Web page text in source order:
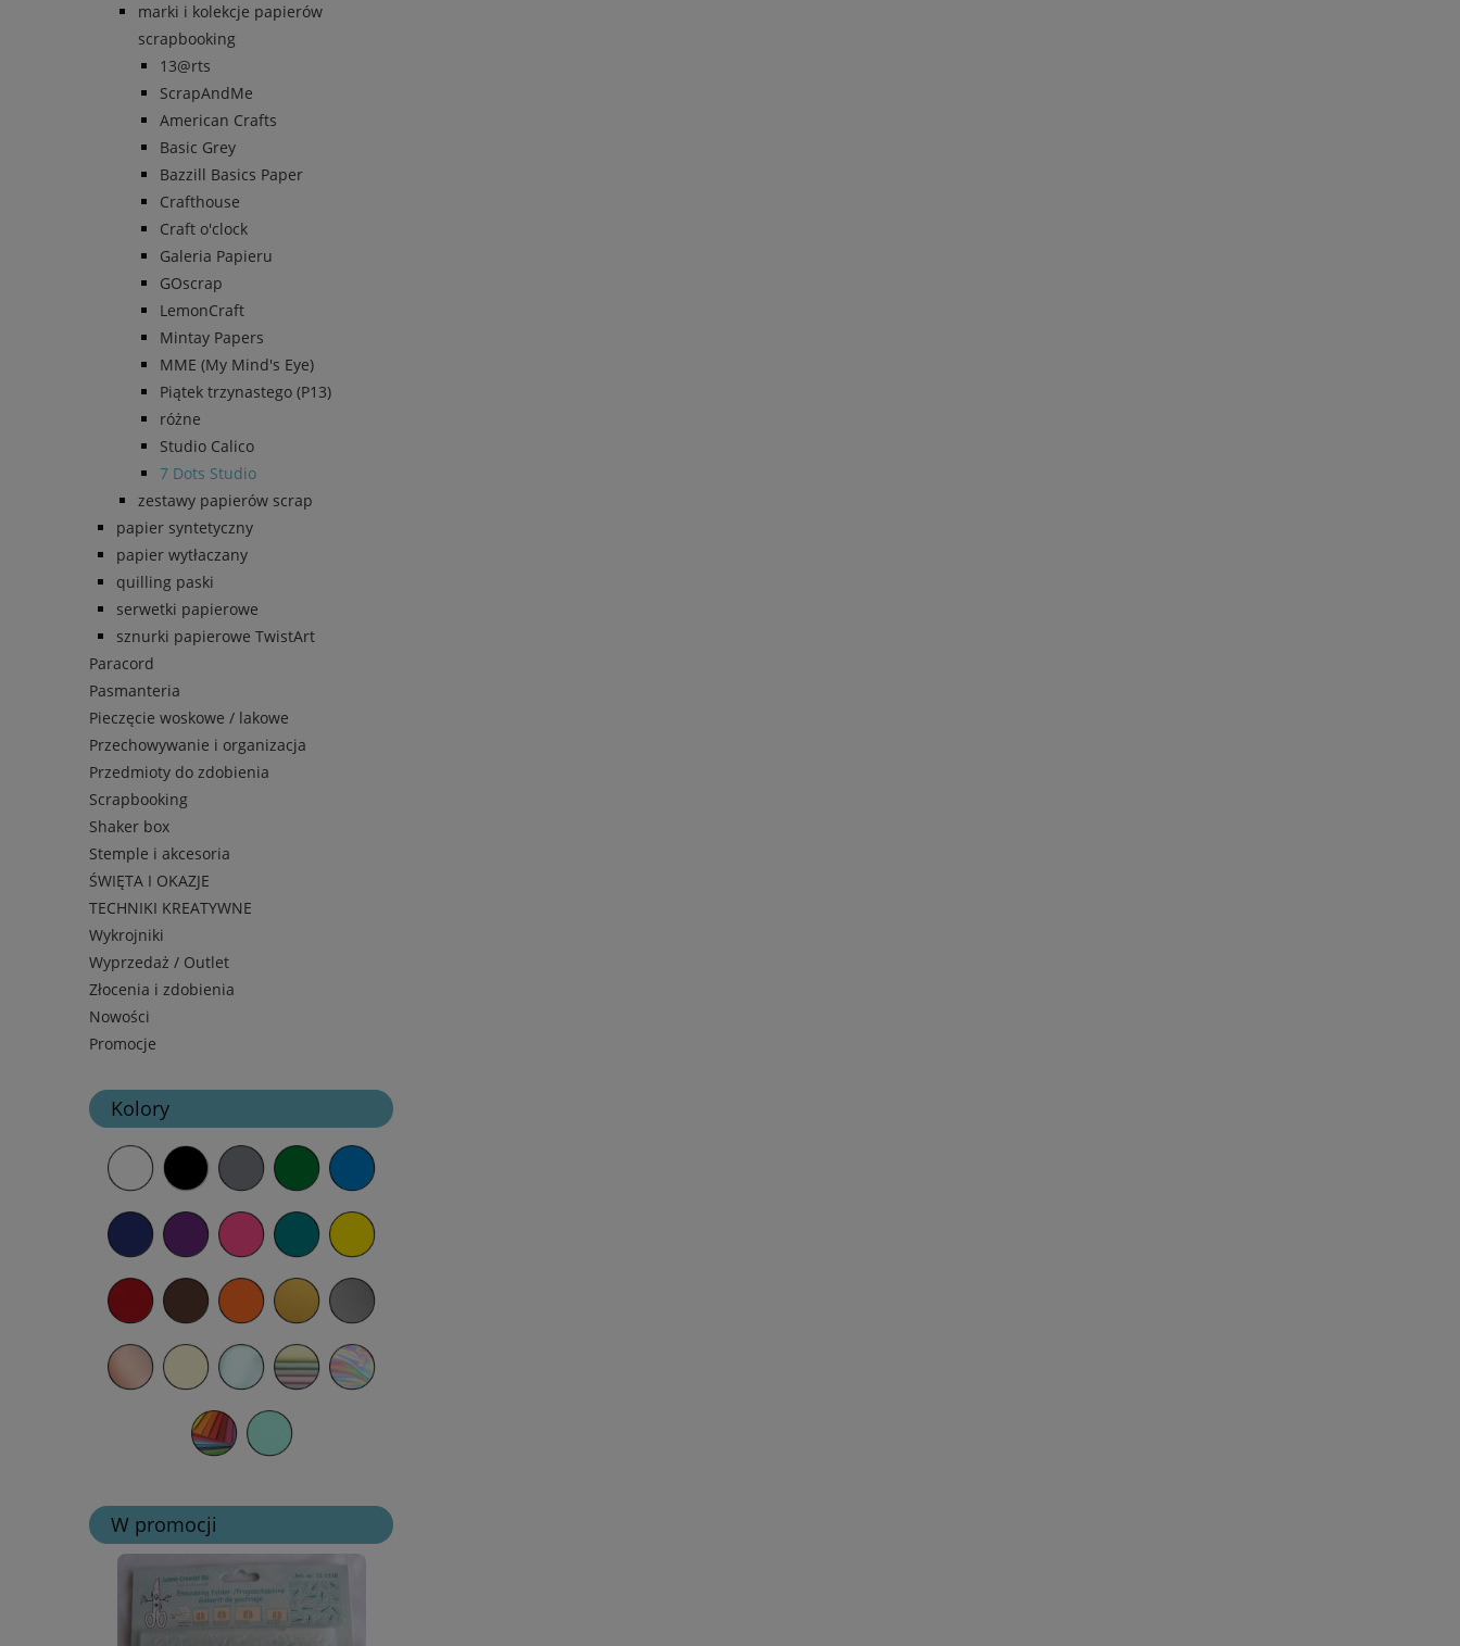
marki i kolekcje papierów
scrapbooking
13@rts
ScrapAndMe
American Crafts
Basic Grey
Bazzill Basics Paper
Crafthouse
Craft o'clock
Galeria Papieru
GOscrap
LemonCraft
Mintay Papers
MME (My Mind's Eye)
Piątek trzynastego (P13)
różne
Studio Calico
7 Dots Studio
zestawy papierów scrap
papier syntetyczny
papier wytłaczany
quilling paski
serwetki papierowe
sznurki papierowe TwistArt
Paracord
Pasmanteria
Pieczęcie woskowe / lakowe
Przechowywanie i organizacja
Przedmioty do zdobienia
Scrapbooking
Shaker box
Stemple i akcesoria
ŚWIĘTA I OKAZJE
TECHNIKI KREATYWNE
Wykrojniki
Wyprzedaż / Outlet
Złocenia i zdobienia
Nowości
Promocje
Kolory
W promocji